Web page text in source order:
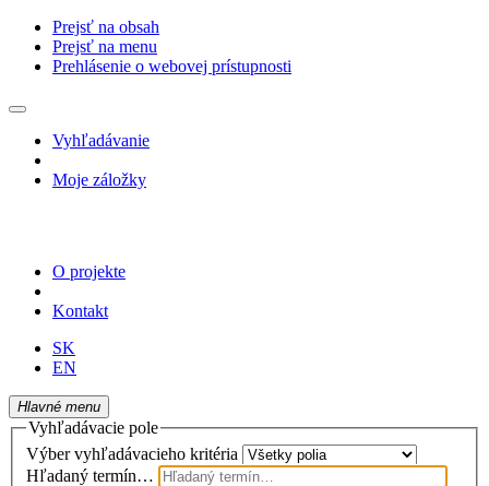
Prejsť na obsah
Prejsť na menu
Prehlásenie o webovej prístupnosti
Vyhľadávanie
Moje záložky
O projekte
Kontakt
SK
EN
Hlavné menu
Vyhľadávacie pole
Výber vyhľadávacieho kritéria
Hľadaný termín…